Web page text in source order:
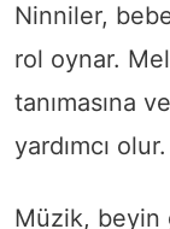
Ninniler,
rol oynar.
tanımasına
yardımcı olur.
Müzik, beyin